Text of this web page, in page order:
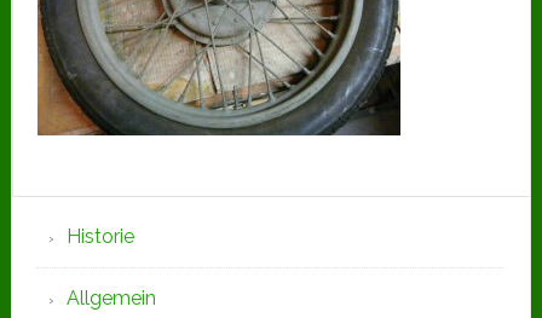
Seitenspalte
Historie
Allgemein